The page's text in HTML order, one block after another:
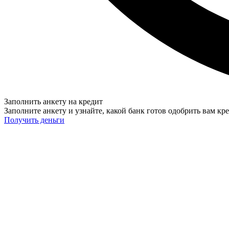
Заполнить анкету на кредит
Заполните анкету и узнайте, какой банк готов одобрить вам
Получить деньги